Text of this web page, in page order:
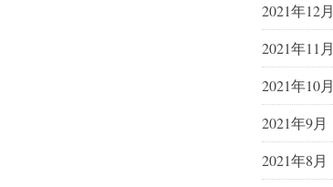
2021年12月
2021年11月
2021年10月
2021年9月
2021年8月